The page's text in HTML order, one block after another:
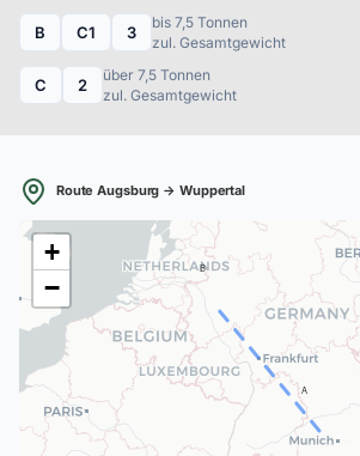
B C1 3
bis 7,5 Tonnen
zul. Gesamtgewicht
C 2
über 7,5 Tonnen
zul. Gesamtgewicht
Route Augsburg → Wuppertal
A
B
+
−